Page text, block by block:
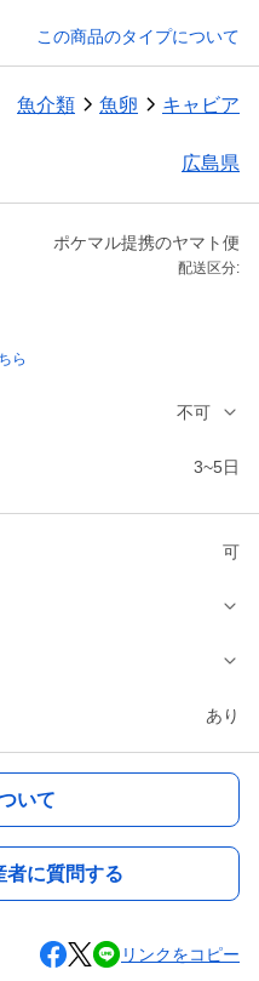
この商品のタイプについて
魚介類 魚卵 キャビア
広島県
ポケマル提携のヤマト便
配送区分:
ら
不可
3~5日
可
あり
いて
者に質問する
リンクをコピー